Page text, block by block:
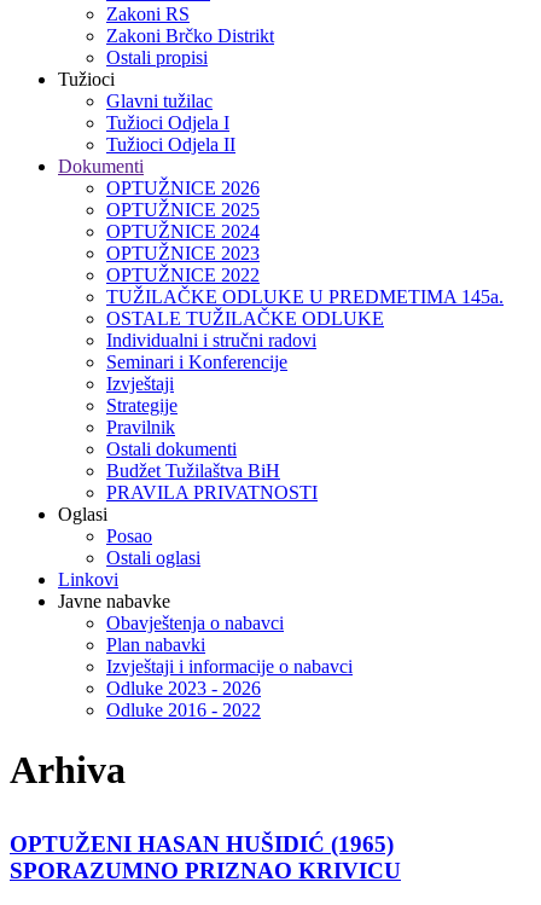
Zakoni RS
Zakoni Brčko Distrikt
Ostali propisi
Tužioci
Glavni tužilac
Tužioci Odjela I
Tužioci Odjela II
Dokumenti
OPTUŽNICE 2026
OPTUŽNICE 2025
OPTUŽNICE 2024
OPTUŽNICE 2023
OPTUŽNICE 2022
TUŽILAČKE ODLUKE U PREDMETIMA 145a.
OSTALE TUŽILAČKE ODLUKE
Individualni i stručni radovi
Seminari i Konferencije
Izvještaji
Strategije
Pravilnik
Ostali dokumenti
Budžet Tužilaštva BiH
PRAVILA PRIVATNOSTI
Oglasi
Posao
Ostali oglasi
Linkovi
Javne nabavke
Obavještenja o nabavci
Plan nabavki
Izvještaji i informacije o nabavci
Odluke 2023 - 2026
Odluke 2016 - 2022
Arhiva
OPTUŽENI HASAN HUŠIDIĆ (1965)
SPORAZUMNO PRIZNAO KRIVICU